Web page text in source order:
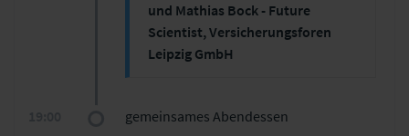
und Mathias Bock - Future
Scientist, Versicherungsforen
Leipzig GmbH
gemeinsames Abendessen